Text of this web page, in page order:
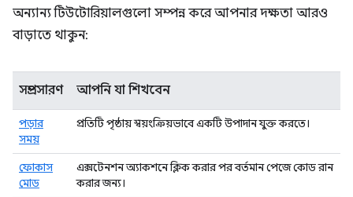
অন্যান্য টিউটোরিয়ালগুলো সম্পন্ন করে আপনার দক্ষতা আরও
বাড়াতে থাকুন:
সম্প্রসারণ আপনি যা শিখবেন
পড়ার
সময়
প্রতিটি পৃষ্ঠায় স্বয়ংক্রিয়ভাবে একটি উপাদান যুক্ত করতে।
ফোকাস
মোড
এক্সটেনশন অ্যাকশনে ক্লিক করার পর বর্তমান পেজে কোড রান
করার জন্য।